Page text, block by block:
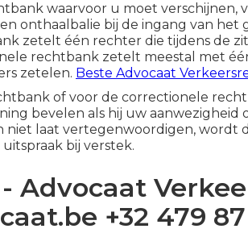
waarvoor u moet verschijnen,
onthaalbalie bij de ingang van
zetelt één rechter die tijdens de
rechtbank zetelt meestal met
zetelen. Beste Advocaat
of voor de correctionele
bevelen als hij uw aanwezigheid
niet laat vertegenwoordigen, wordt
bij verstek.
Advocaat
+32 479